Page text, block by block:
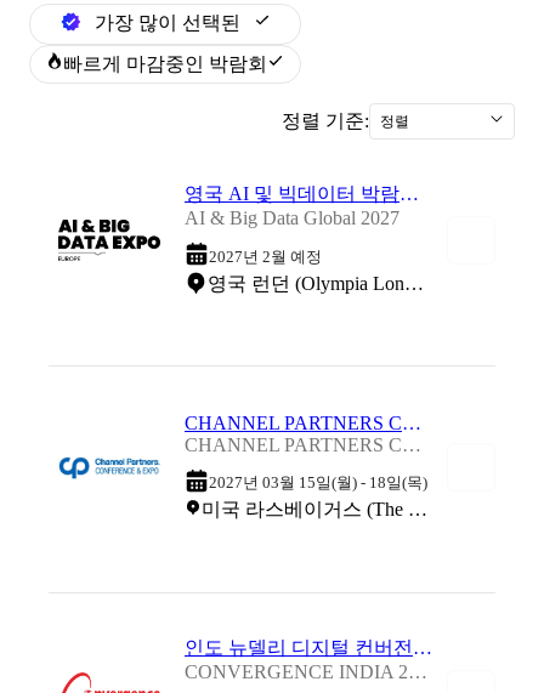
가장 많이 선택된
빠르게 마감중인 박람회
정렬 기준: 정렬
영국 AI 및 빅데이터 박람회 2027
AI & Big Data Global 2027
2027년 2월 예정
영국 런던 (Olympia London)
CHANNEL PARTNERS CONFERENCE & EXPO 2027
CHANNEL PARTNERS CONFERENCE & EXPO 2027
2027년 03월 15일(월) - 18일(목)
미국 라스베이거스 (The Venetian Expo)
인도 뉴델리 디지털 컨버전스 정보 통신 박람회 2027
CONVERGENCE INDIA 2027